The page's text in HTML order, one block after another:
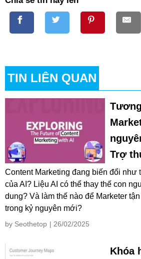
TIN LIÊN QUAN
Trợ
Content Marketing đang biến đổi như
của AI? Liệu AI có thể thay thế con
dung? Và làm thế nào để Marketer
trong kỷ nguyên mới?
by Seothetop | 26/02/2025
Khóa